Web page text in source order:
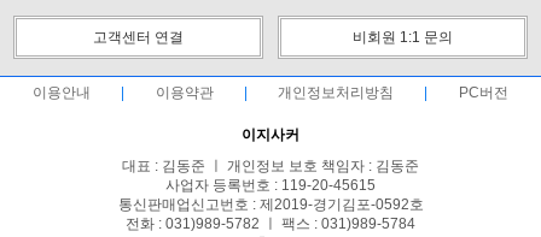
고객센터 연결 비회원 1:1 문의
이용안내 이용약관 개인정보처리방침 PC버전
이지사커
대표 : 김동준 ㅣ 개인정보 보호 책임자 : 김동준
사업자 등록번호 : 119-20-45615
통신판매업신고번호 : 제2019-경기김포-0592호
전화 : 031)989-5782 ㅣ 팩스 : 031)989-5784